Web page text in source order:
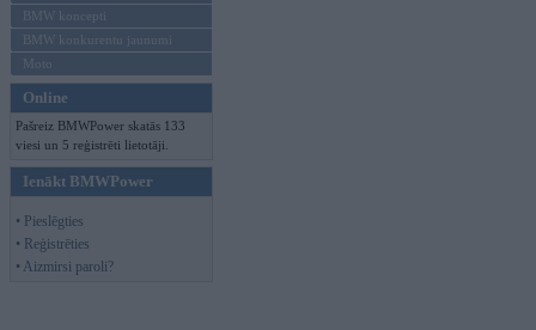
BMW koncepti
BMW konkurentu jaunumi
Moto
Online
Pašreiz BMWPower skatās 133
viesi un 5 reģistrēti lietotāji.
Ienākt BMWPower
• Pieslēgties
• Reģistrēties
• Aizmirsi paroli?